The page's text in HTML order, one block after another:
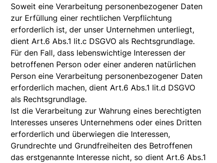
Soweit eine Verarbeitung personenbezogener Daten
zur Erfüllung einer rechtlichen Verpflichtung
erforderlich ist, der unser Unternehmen unterliegt,
dient Art.6 Abs.1 lit.c DSGVO als Rechtsgrundlage.
Für den Fall, dass lebenswichtige Interessen der
betroffenen Person oder einer anderen natürlichen
Person eine Verarbeitung personenbezogener Daten
erforderlich machen, dient Art.6 Abs.1 lit.d DSGVO
als Rechtsgrundlage.
Ist die Verarbeitung zur Wahrung eines berechtigten
Interesses unseres Unternehmens oder eines Dritten
erforderlich und überwiegen die Interessen,
Grundrechte und Grundfreiheiten des Betroffenen
das erstgenannte Interesse nicht, so dient Art.6 Abs.1